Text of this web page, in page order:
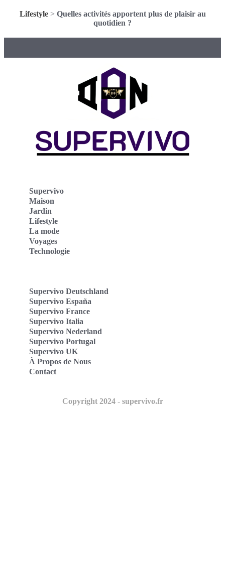
Lifestyle> Quelles activités apportent plus de plaisir au
quotidien ?
Supervivo
Maison
Jardin
Lifestyle
La mode
Voyages
Technologie
Supervivo Deutschland
Supervivo España
Supervivo France
Supervivo Italia
Supervivo Nederland
Supervivo Portugal
Supervivo UK
À Propos de Nous
Contact
Copyright 2024 - supervivo.fr